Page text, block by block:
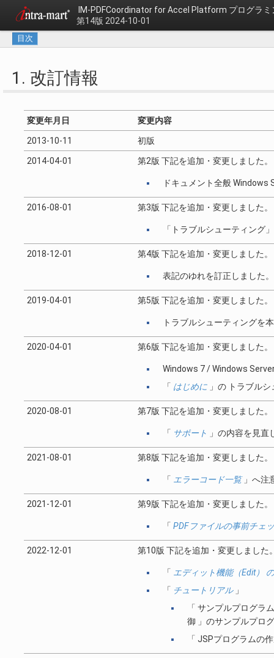
IM-PDFCoordinator for Accel Platform プログラミ
第14版 2024-10-01
目次
1. 改訂情報
変更年月日 変更内容
2013-10-11 初版
2014-04-01 第2版 下記を追加・変更しました。
ドキュメント全般 Windows
2016-08-01 第3版 下記を追加・変更しました。
「トラブルシューティング
2018-12-01 第4版 下記を追加・変更しました。
表記のゆれを訂正しました。
2019-04-01 第5版 下記を追加・変更しました。
トラブルシューティングを
2020-04-01 第6版 下記を追加・変更しました。
Windows 7 / Windows
「 はじめに」の トラブルシ
2020-08-01 第7版 下記を追加・変更しました。
「 サポート 」の内容を見直
2021-08-01 第8版 下記を追加・変更しました。
「 エラーコード一覧」へ注
2021-12-01 第9版 下記を追加・変更しました。
「 PDFファイルの事前チェ
2022-12-01 第10版 下記を追加・変更しました
「 エディット機能（Edit）
「 チュートリアル」
「 サンプルプログラ
御 」のサンプルプロ
「 JSPプログラムの